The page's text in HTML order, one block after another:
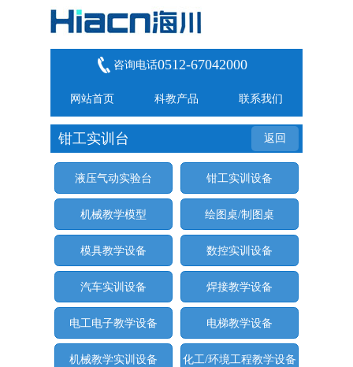
咨询电话0512-67042000
网站首页 科教产品 联系我们
返回
钳工实训台
液压气动实验台 钳工实训设备
机械教学模型 绘图桌/制图桌
模具教学设备 数控实训设备
汽车实训设备 焊接教学设备
电工电子教学设备 电梯教学设备
机械教学实训设备 化工/环境工程教学设备